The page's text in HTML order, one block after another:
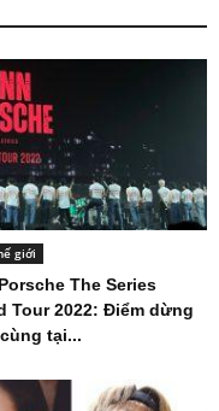
giới
The Series
Tour 2022: Điểm dừng
tại...